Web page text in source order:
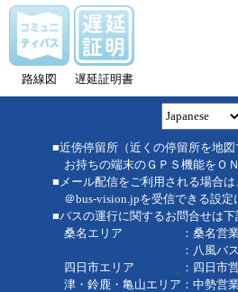
路線図 遅延証明書
■近傍停留所（近くの停留所を地図
お持ちの端末のＧＰＳ機能をＯＮ
■メール配信をご利用される場合は
＠bus-vision.jpを受信できる設定
■バスの運行に関するお問合せは下
桑名エリア ：桑名営業
：八風バス
四日市エリア ：四日市営
津・鈴鹿・亀山エリア：中勢